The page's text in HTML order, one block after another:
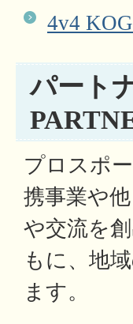
4v4
パート
プロスポ
携事業や
や交流を
もに、地
ます。